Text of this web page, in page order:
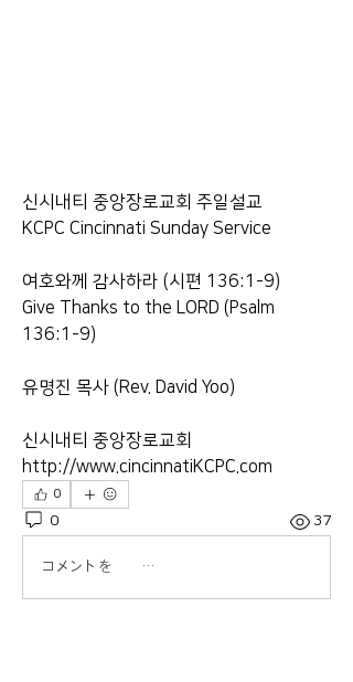
신시내티 중앙장로교회 주일설교
KCPC Cincinnati Sunday Service
여호와께 감사하라 (시편 136:1-9)
Give Thanks to the LORD (Psalm
136:1-9)
유명진 목사 (Rev. David Yoo)
신시내티 중앙장로교회
http://www.cincinnatiKCPC.com
0
0 37
コメントを追加…